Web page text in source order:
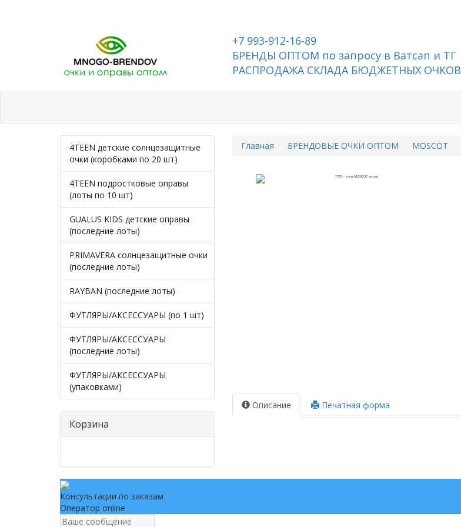
+7 993-912-16-89
БРЕНДЫ ОПТОМ по запросу в Ватсап и ТГ
РАСПРОДАЖА СКЛАДА БЮДЖЕТНЫХ ОЧКОВ
4TEEN детские солнцезащитные
очки (коробками по 20 шт)
4TEEN подростковые оправы
(лоты по 10 шт)
GUALUS KIDS детские оправы
(последние лоты)
PRIMAVERA солнцезащитные очки
(последние лоты)
RAYBAN (последние лоты)
ФУТЛЯРЫ/АКСЕССУАРЫ (по 1 шт)
ФУТЛЯРЫ/АКСЕССУАРЫ
(последние лоты)
ФУТЛЯРЫ/АКСЕССУАРЫ
(упаковками)
Корзина
Главная БРЕНДОВЫЕ ОЧКИ ОПТОМ MOSCOT
Описание Печатная форма
Консультации по заказам
Оператор online